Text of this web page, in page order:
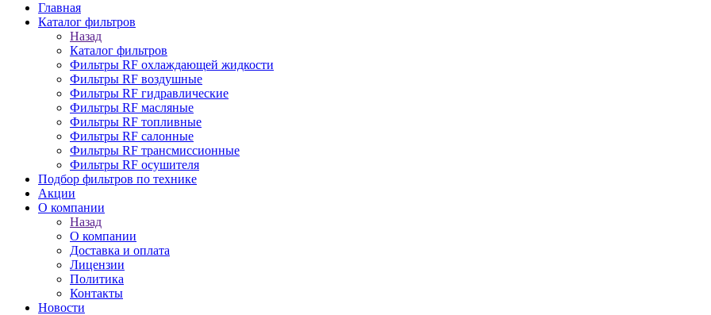
Главная
Каталог фильтров
Назад
Каталог фильтров
Фильтры RF охлаждающей жидкости
Фильтры RF воздушные
Фильтры RF гидравлические
Фильтры RF масляные
Фильтры RF топливные
Фильтры RF салонные
Фильтры RF трансмиссионные
Фильтры RF осушителя
Подбор фильтров по технике
Акции
О компании
Назад
О компании
Доставка и оплата
Лицензии
Политика
Контакты
Новости